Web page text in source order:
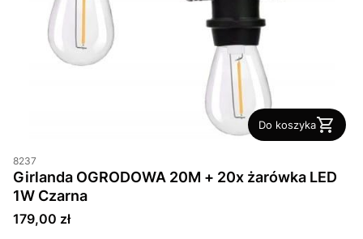
Do koszyka
8237
Girlanda OGRODOWA 20M + 20x żarówka LED
1W Czarna
Cena
179,00 zł